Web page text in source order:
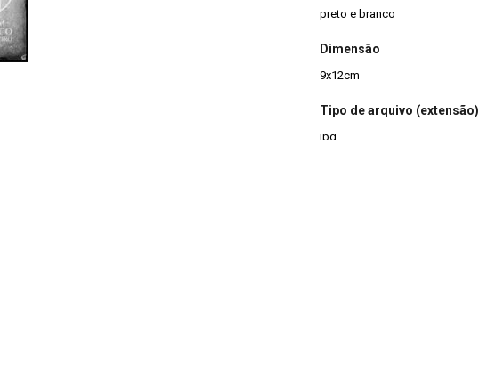
preto e branco
Dimensão
9x12cm
Tipo de arquivo (extensão)
jpg